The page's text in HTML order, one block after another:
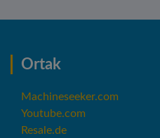
Ortak
Machineseeker.com
Youtube.com
Resale.de